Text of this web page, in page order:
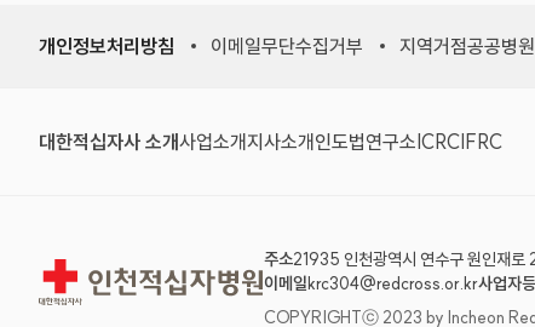
개인정보처리방침 이메일무단수집거부 지역거점공공병원
대한적십자사 소개사업소개지사소개 인도법연구소 ICRC IFRC
인천적십자병원
주소21935 인천광역시 연수구 원인재로
이메일krc304@redcross.or.kr사업자
COPYRIGHTⓒ 2023 by Incheon